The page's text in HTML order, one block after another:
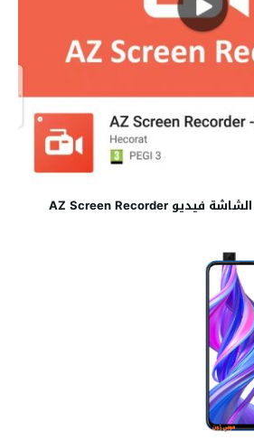
تحميل تطبيق تسجيل الشاشة فيديو AZ Screen Recorder